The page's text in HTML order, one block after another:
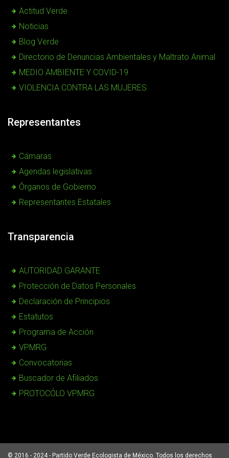
Actitud Verde
Noticias
Blog Verde
Directorio de Denuncias Ambientales y Maltrato Animal
MEDIO AMBIENTE Y COVID-19
VIOLENCIA CONTRA LAS MUJERES
Representantes
Cámaras
Agendas legislativas
Órganos de Gobierno
Representantes Estatales
Transparencia
AUTORIDAD GARANTE
Protección de Datos Personales
Declaración de Principios
Estatutos
Programa de Acción
VPMRG
Convocatorias
Buscador de Afiliados
PROTOCÓLO VPMRG
© 2016 - 2024 - Partido Verde Ecologista de México. Todos los derechos